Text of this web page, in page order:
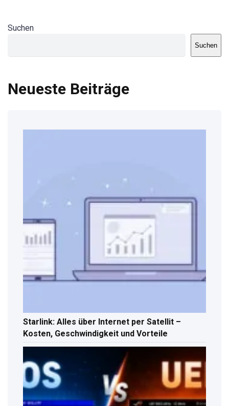
Suchen
Suchen
Neueste Beiträge
Starlink: Alles über Internet per Satellit –
Kosten, Geschwindigkeit und Vorteile